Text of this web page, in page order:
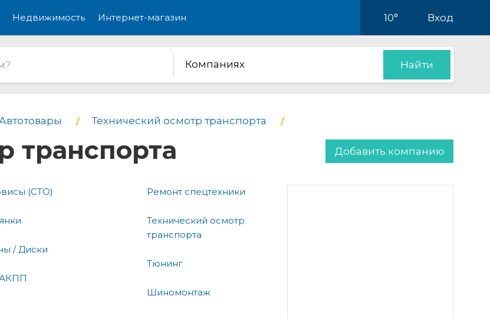
Недвижимость Интернет-магазин 10° Вход
Компаниях Найти
Технический осмотр транспорта
транспорта Добавить компанию
(СТО)
/ Диски
Ремонт спецтехники
Технический осмотр
транспорта
Тюнинг
Шиномонтаж